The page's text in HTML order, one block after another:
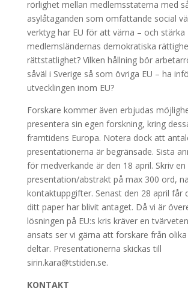
rörlighet mellan medlemsstaterna med
asylåtaganden som omfattande social
verktyg har EU för att värna – och stärka
medlemsländernas demokratiska
rättstatlighet? Vilken hållning bör
såväl i Sverige så som övriga EU – ha
utvecklingen inom EU?
Forskare kommer även erbjudas
presentera sin egen forskning, kring
framtidens Europa. Notera dock att
presentationerna är begränsade. Sista
för medverkande är den 18 april. Skriv
presentation/abstrakt på max 300 ord,
kontaktuppgifter. Senast den 28 april får
ditt paper har blivit antaget. Då vi är
lösningen på EU:s kris kräver en
ansats ser vi gärna att forskare från
deltar. Presentationerna skickas till
sirin.kara@tstiden.se.
KONTAKT